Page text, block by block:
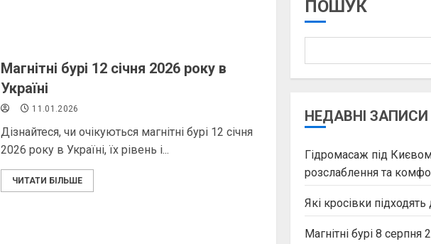
Магнітні бурі 12 січня 2026 року в
Україні
11.01.2026
Дізнайтеся, чи очікуються магнітні бурі 12 січня
2026 року в Україні, їх рівень і...
ЧИТАТИ БІЛЬШЕ
ПОШУК
НЕДАВНІ ЗАПИСИ
Гідромасаж під
розслаблення та
Які кросівки
Магнітні бурі 8 серпня